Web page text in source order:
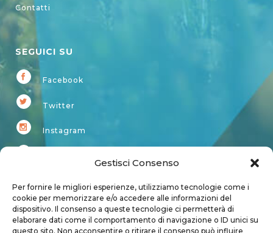
Gestisci Consenso
Per fornire le migliori esperienze, utilizziamo tecnologie come i
cookie per memorizzare e/o accedere alle informazioni del
dispositivo. Il consenso a queste tecnologie ci permetterà di
elaborare dati come il comportamento di navigazione o ID unici su
questo sito. Non acconsentire o ritirare il consenso può influire
Contatti
SEGUICI SU
Facebook
Twitter
Instagram
Account